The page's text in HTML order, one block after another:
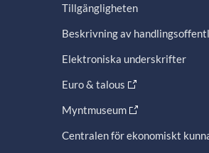
Tillgängligheten
Beskrivning av
Elektroniska underskrifter
Euro & talous
Myntmuseum
Centralen för ekonomiskt